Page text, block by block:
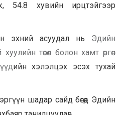
54.8 хувийн ирцтэйгээр
эхний асуудал нь Эдийн
хуулийн төсөл болон хамт өргөн
ийн хэлэлцэх эсэх тухай
шадар сайд бөгөөд Эдийн